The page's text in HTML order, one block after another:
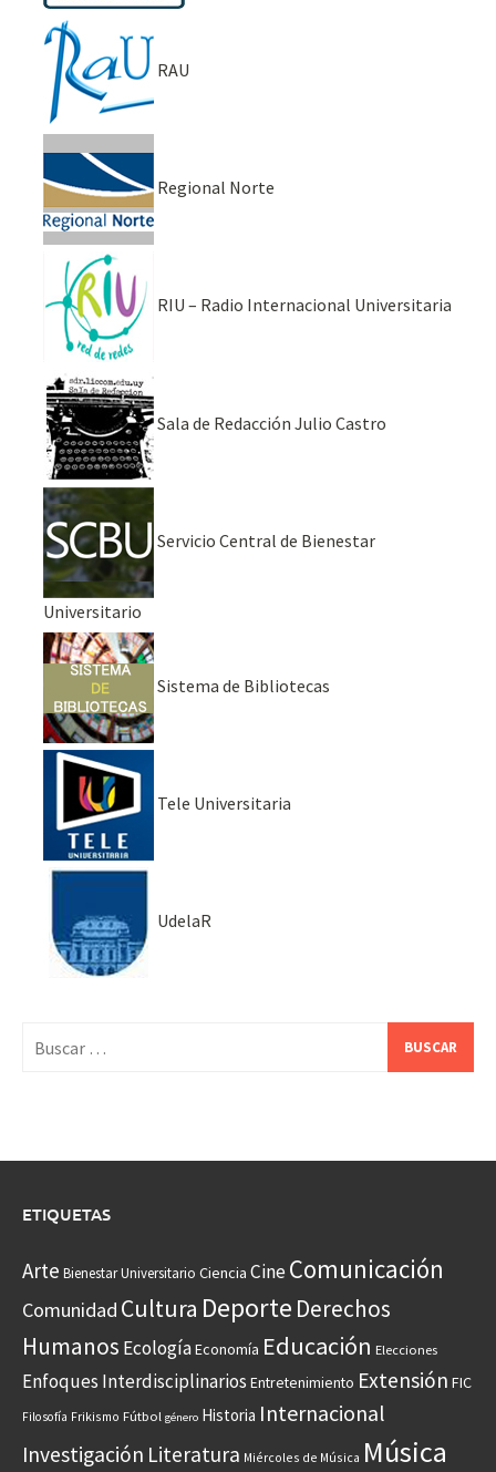
RAU
Regional Norte
RIU – Radio Internacional Universitaria
Sala de Redacción Julio Castro
Servicio Central de Bienestar
Universitario
Sistema de Bibliotecas
Tele Universitaria
UdelaR
ETIQUETAS
Arte Bienestar Universitario Ciencia CineComunicación
Comunidad Cultura Deporte Derechos
Humanos EcologíaEconomía Educación Elecciones
Enfoques Interdisciplinarios Entretenimiento Extensión FIC
Filosofía Frikismo Fútbol género Historia Internacional
Investigación Literatura Miércoles de Música Música